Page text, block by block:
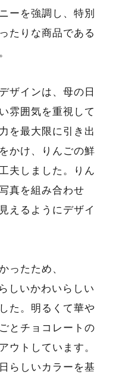
ーを強調し、特別
たりな商品である
ザインは、母の日
雰囲気を重視して
を最大限に引き出
かけ、りんごの鮮
夫しました。りん
真を組み合わせ
えるようにデザイ
ったため、
しいかわいらしい
た。明るくて華や
とチョコレートの
ウトしています。
らしいカラーを基